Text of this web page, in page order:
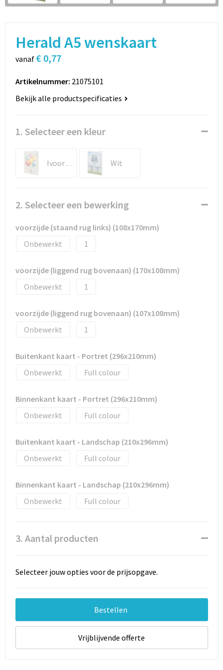
Sport
Vrije tijd en Strand
Spellen voor binnen en buiten
Persoonlijke verzorging
Rugzakken
Schoudertassen
Boodschappentassen
Jute tassen
Katoenen draagtassen
Toilettassen
Heuptassen
Reistassen
Documententassen
Schoenentassen
Tablettassen
Herald A5 wenskaart
vanaf € 0,77
Artikelnummer: 21075101
Bekijk alle productspecificaties
1. Selecteer een kleur
Ivoorwit Wit
2. Selecteer een bewerking
voorzijde (staand rug links) (108x170mm)
Onbewerkt
1
voorzijde (liggend rug bovenaan) (170x108mm)
Onbewerkt
1
voorzijde (liggend rug bovenaan) (107x108mm)
Onbewerkt
1
Buitenkant kaart - Portret (296x210mm)
Onbewerkt
Full colour
Binnenkant kaart - Portret (296x210mm)
Onbewerkt
Full colour
Buitenkant kaart - Landschap (210x296mm)
Onbewerkt
Full colour
Binnenkant kaart - Landschap (210x296mm)
Onbewerkt
Full colour
3. Aantal producten
Selecteer jouw opties voor de prijsopgave.
Bestellen
Vrijblijvende offerte